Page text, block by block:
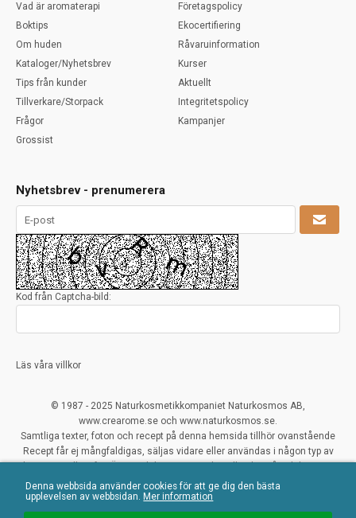
Denna webbsida använder cookies för att ge dig den bästa
upplevelsen av webbsidan.Mer information
Vad är aromaterapi
Boktips
Om huden
Kataloger/Nyhetsbrev
Tips från kunder
Tillverkare/Storpack
Frågor
Grossist
Företagspolicy
Ekocertifiering
Råvaruinformation
Kurser
Aktuellt
Integritetspolicy
Kampanjer
Nyhetsbrev - prenumerera
Kod från Captcha-bild:
Läs våra villkor
© 1987 - 2025 Naturkosmetikkompaniet Naturkosmos AB,
www.crearome.se och www.naturkosmos.se.
Samtliga texter, foton och recept på denna hemsida tillhör ovanstående
Recept får ej mångfaldigas, säljas vidare eller användas i någon typ av
All Rights Reserved